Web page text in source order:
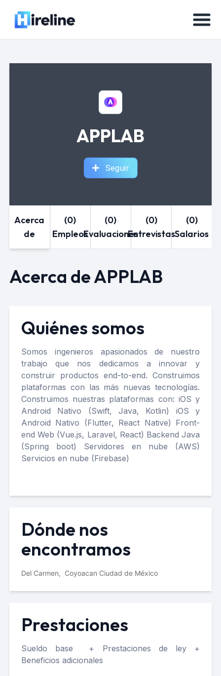
APPLAB
Seguir
Acerca
de
(0)
Empleos
(0)
Evaluaciones
(0)
Entrevistas
(0)
Salarios
Acerca de APPLAB
Quiénes somos
Somos ingenieros apasionados de nuestro
trabajo que nos dedicamos a innovar y
construir productos end-to-end. Construimos
plataformas con las más nuevas tecnologías.
Construimos nuestras plataformas con: iOS y
Android Nativo (Swift, Java, Kotlin) iOS y
Android Nativo (Flutter, React Native) Front-
end Web (Vue.js, Laravel, React) Backend Java
(Spring boot) Servidores en nube (AWS)
Servicios en nube (Firebase)
Dónde nos
encontramos
Del Carmen, Coyoacan Ciudad de México
Prestaciones
Sueldo base + Prestaciones de ley +
Beneficios adicionales